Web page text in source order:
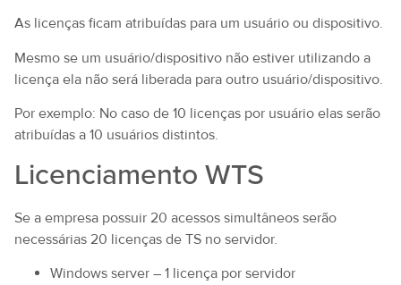
As licenças ficam atribuídas para um usuário ou dispositivo.
Mesmo se um usuário/dispositivo não estiver utilizando a
licença ela não será liberada para outro usuário/dispositivo.
Por exemplo: No caso de 10 licenças por usuário elas serão
atribuídas a 10 usuários distintos.
Licenciamento WTS
Se a empresa possuir 20 acessos simultâneos serão
necessárias 20 licenças de TS no servidor.
Windows server – 1 licença por servidor